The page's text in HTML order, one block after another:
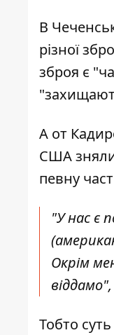
В
різної
зброя є
А от
США зняли
певну
"У нас є
Окрім
Тобто